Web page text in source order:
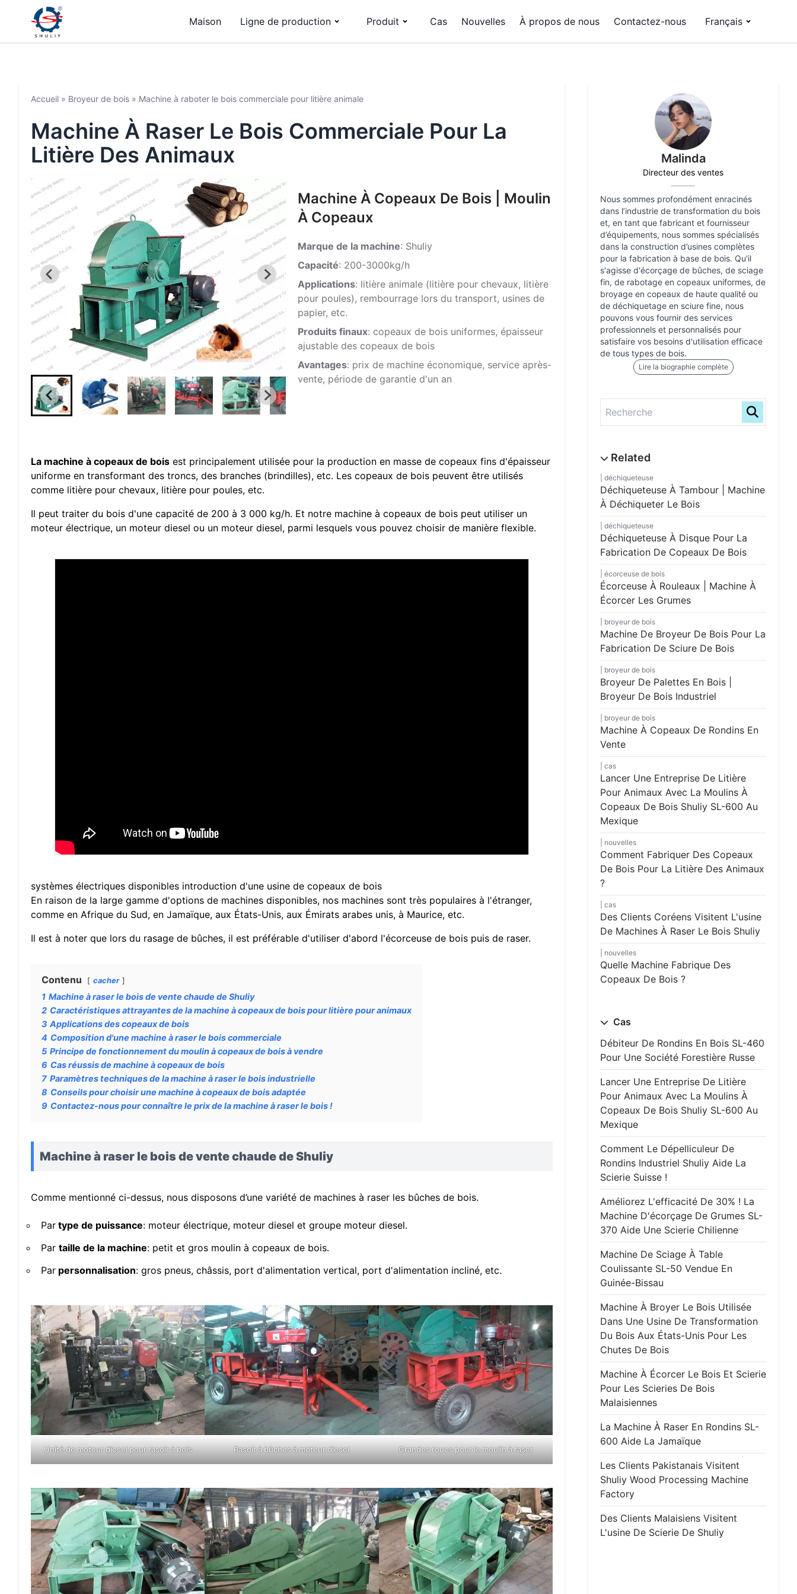
Maison Ligne de production Produit Cas Nouvelles À propos de nous Contactez-nous Français
Accueil » Broyeur de bois » Machine à raboter le bois commerciale pour litière animale
Machine À Raser Le Bois Commerciale Pour La
Litière Des Animaux
Machine À Copeaux De Bois | Moulin
À Copeaux
Marque de la machine: Shuliy
Capacité: 200-3000kg/h
Applications: litière animale (litière pour chevaux, litière
pour poules), rembourrage lors du transport, usines de
papier, etc.
Produits finaux: copeaux de bois uniformes, épaisseur
ajustable des copeaux de bois
Avantages: prix de machine économique, service après-
vente, période de garantie d'un an
La machine à copeaux de bois est principalement utilisée pour la production en masse de copeaux fins d'épaisseur
uniforme en transformant des troncs, des branches (brindilles), etc. Les copeaux de bois peuvent être utilisés
comme litière pour chevaux, litière pour poules, etc.
Il peut traiter du bois d'une capacité de 200 à 3 000 kg/h. Et notre machine à copeaux de bois peut utiliser un
moteur électrique, un moteur diesel ou un moteur diesel, parmi lesquels vous pouvez choisir de manière flexible.
systèmes électriques disponibles introduction d'une usine de copeaux de bois
En raison de la large gamme d'options de machines disponibles, nos machines sont très populaires à l'étranger,
comme en Afrique du Sud, en Jamaïque, aux États-Unis, aux Émirats arabes unis, à Maurice, etc.
Il est à noter que lors du rasage de bûches, il est préférable d'utiliser d'abord l'écorceuse de bois puis de raser.
Contenu cacher
1 Machine à raser le bois de vente chaude de Shuliy
2 Caractéristiques attrayantes de la machine à copeaux de bois pour litière pour animaux
3 Applications des copeaux de bois
4 Composition d'une machine à raser le bois commerciale
5 Principe de fonctionnement du moulin à copeaux de bois à vendre
6 Cas réussis de machine à copeaux de bois
7 Paramètres techniques de la machine à raser le bois industrielle
8 Conseils pour choisir une machine à copeaux de bois adaptée
9 Contactez-nous pour connaître le prix de la machine à raser le bois !
Machine à raser le bois de vente chaude de Shuliy
Comme mentionné ci-dessus, nous disposons d’une variété de machines à raser les bûches de bois.
Par type de puissance: moteur électrique, moteur diesel et groupe moteur diesel.
Par taille de la machine: petit et gros moulin à copeaux de bois.
Par personnalisation: gros pneus, châssis, port d'alimentation vertical, port d'alimentation incliné, etc.
Unité de moteur diesel pour rasoir à bois Rasoir à bûches à moteur diesel Grandes roues pour le moulin à raser
Malinda
Directeur des ventes
Nous sommes profondément enracinés
dans l’industrie de transformation du bois
et, en tant que fabricant et fournisseur
d’équipements, nous sommes spécialisés
dans la construction d’usines complètes
pour la fabrication à base de bois. Qu'il
s'agisse d'écorçage de bûches, de sciage
fin, de rabotage en copeaux uniformes, de
broyage en copeaux de haute qualité ou
de déchiquetage en sciure fine, nous
pouvons vous fournir des services
professionnels et personnalisés pour
satisfaire vos besoins d'utilisation efficace
de tous types de bois.
Lire la biographie complète
déchiqueteuse
Déchiqueteuse À Tambour | Machine
À Déchiqueter Le Bois
déchiqueteuse
Déchiqueteuse À Disque Pour La
Fabrication De Copeaux De Bois
écorceuse de bois
Écorceuse À Rouleaux | Machine À
Écorcer Les Grumes
broyeur de bois
Machine De Broyeur De Bois Pour La
Fabrication De Sciure De Bois
broyeur de bois
Broyeur De Palettes En Bois |
Broyeur De Bois Industriel
broyeur de bois
Machine À Copeaux De Rondins En
Vente
cas
Lancer Une Entreprise De Litière
Pour Animaux Avec La Moulins À
Copeaux De Bois Shuliy SL-600 Au
Mexique
nouvelles
Comment Fabriquer Des Copeaux
De Bois Pour La Litière Des Animaux
?
cas
Des Clients Coréens Visitent L'usine
De Machines À Raser Le Bois Shuliy
nouvelles
Quelle Machine Fabrique Des
Copeaux De Bois ?
Cas
Débiteur De Rondins En Bois SL-460
Pour Une Société Forestière Russe
Lancer Une Entreprise De Litière
Pour Animaux Avec La Moulins À
Copeaux De Bois Shuliy SL-600 Au
Mexique
Comment Le Dépelliculeur De
Rondins Industriel Shuliy Aide La
Scierie Suisse !
Améliorez L'efficacité De 30% ! La
Machine D'écorçage De Grumes SL-
370 Aide Une Scierie Chilienne
Machine De Sciage À Table
Coulissante SL-50 Vendue En
Guinée-Bissau
Machine À Broyer Le Bois Utilisée
Dans Une Usine De Transformation
Du Bois Aux États-Unis Pour Les
Chutes De Bois
Machine À Écorcer Le Bois Et Scierie
Pour Les Scieries De Bois
Malaisiennes
La Machine À Raser En Rondins SL-
600 Aide La Jamaïque
Les Clients Pakistanais Visitent
Shuliy Wood Processing Machine
Factory
Des Clients Malaisiens Visitent
L'usine De Scierie De Shuliy